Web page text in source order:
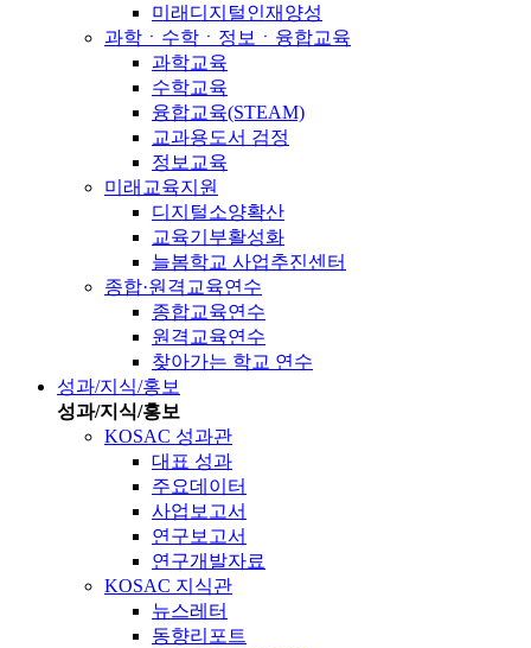
미래디지털인재양성
과학ㆍ수학ㆍ정보ㆍ융합교육
과학교육
수학교육
융합교육(STEAM)
교과용도서 검정
정보교육
미래교육지원
디지털소양확산
교육기부활성화
늘봄학교 사업추진센터
종합·원격교육연수
종합교육연수
원격교육연수
찾아가는 학교 연수
성과/지식/홍보
성과/지식/홍보
KOSAC 성과관
대표 성과
주요데이터
사업보고서
연구보고서
연구개발자료
KOSAC 지식관
뉴스레터
동향리포트